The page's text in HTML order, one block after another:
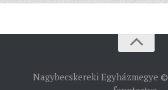
Nagybecskereki Egyházmegye